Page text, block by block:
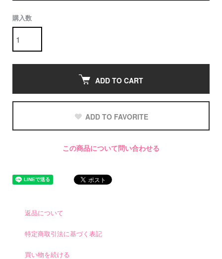
購入数
ADD TO CART
ADD TO FAVORITE
この商品について問い合わせる
返品について
特定商取引法に基づく表記
買い物を続ける